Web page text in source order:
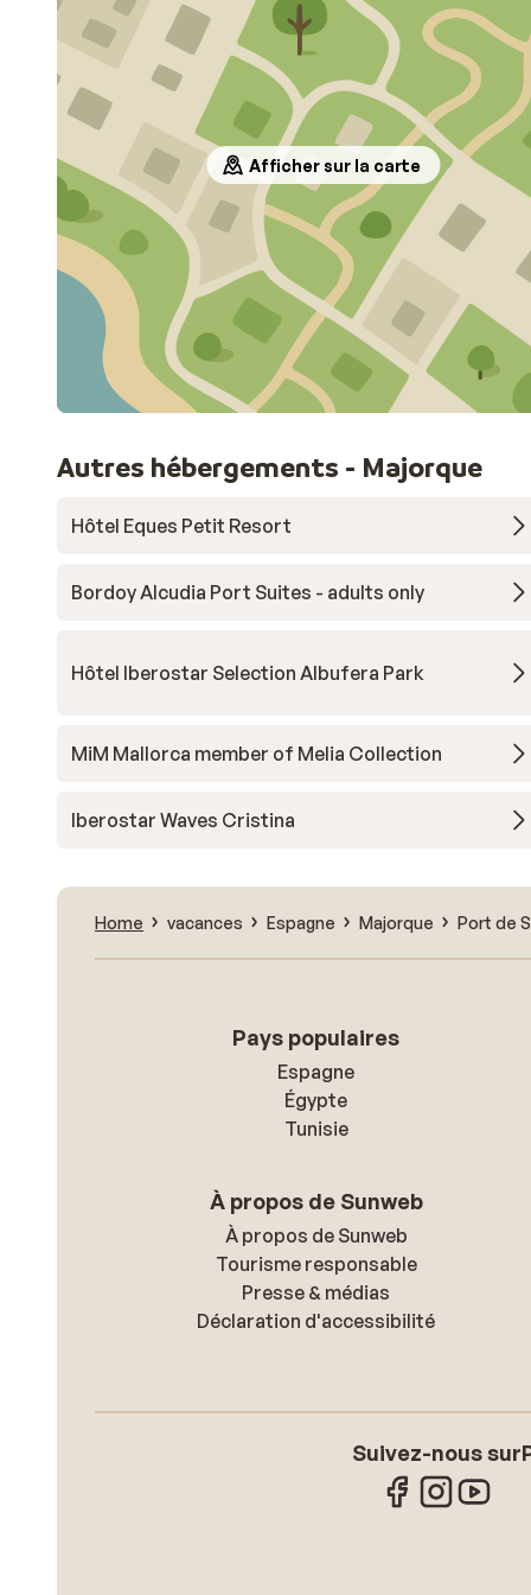
erg prettig vond.
Afficher sur la carte
Autres hébergements - Majorque
Hôtel Eques Petit Resort
Bordoy Alcudia Port Suites - adults only
Hôtel Iberostar Selection Albufera Park
MiM Mallorca member of Melia Collection
Iberostar Waves Cristina
Home vacances Espagne Majorque Port de
Pays populaires
Espagne
Égypte
Tunisie
À propos de Sunweb
À propos de Sunweb
Tourisme responsable
Presse & médias
Déclaration d'accessibilité
Suivez-nous sur